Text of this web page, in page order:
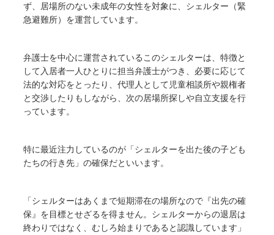
ず、居場所のない未成年の女性を対象に、シェルター（緊
急避難所）を運営しています。
弁護士を中心に運営されているこのシェルターは、特徴と
して入居者一人ひとりに担当弁護士がつき、必要に応じて
法的な対応をとったり、代理人として児童相談所や親権者
と交渉したりもしながら、次の居場所探しや自立支援を行
っています。
特に最近注力しているのが「シェルターを出た後の子ども
たちの行き先」の確保だといいます。
「シェルターはあくまで短期滞在の場所なので『出先の確
保』を目標とせざるを得ません。シェルターからの退居は
終わりではなく、むしろ始まりであると認識しています」